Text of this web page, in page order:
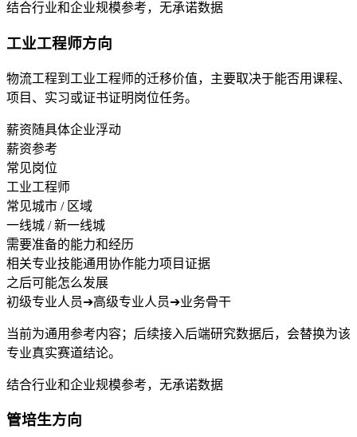
结合行业和企业规模参考，无承诺数据
工业工程师方向
物流工程到工业工程师的迁移价值，主要取决于能否用课程、
项目、实习或证书证明岗位任务。
薪资随具体企业浮动
薪资参考
常见岗位
工业工程师
常见城市 / 区域
一线城 / 新一线城
需要准备的能力和经历
相关专业技能通用协作能力项目证据
之后可能怎么发展
初级专业人员➔高级专业人员➔业务骨干
当前为通用参考内容；后续接入后端研究数据后，会替换为该
专业真实赛道结论。
结合行业和企业规模参考，无承诺数据
管培生方向